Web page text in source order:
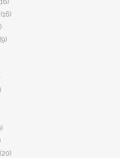
(16)
(9)
(20)